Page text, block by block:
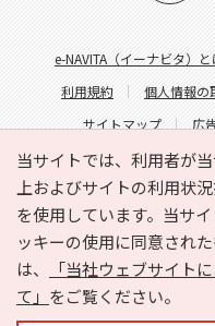
当サイトでは、利用者が
上およびサイトの利用状
を使用しています。当サ
ッキーの使用に同意され
は、
「当社ウェブサイト
て」 をご覧ください。
e-NAVITA（イーナビタ）と
利用規約
個人情報の
サイトマップ
広
サイトの内
Copyright ©